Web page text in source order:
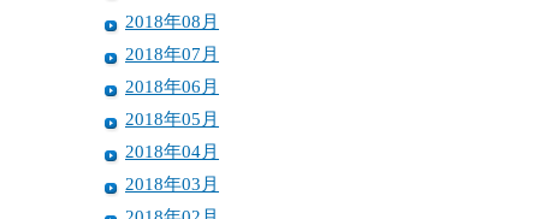
2018年08月
2018年07月
2018年06月
2018年05月
2018年04月
2018年03月